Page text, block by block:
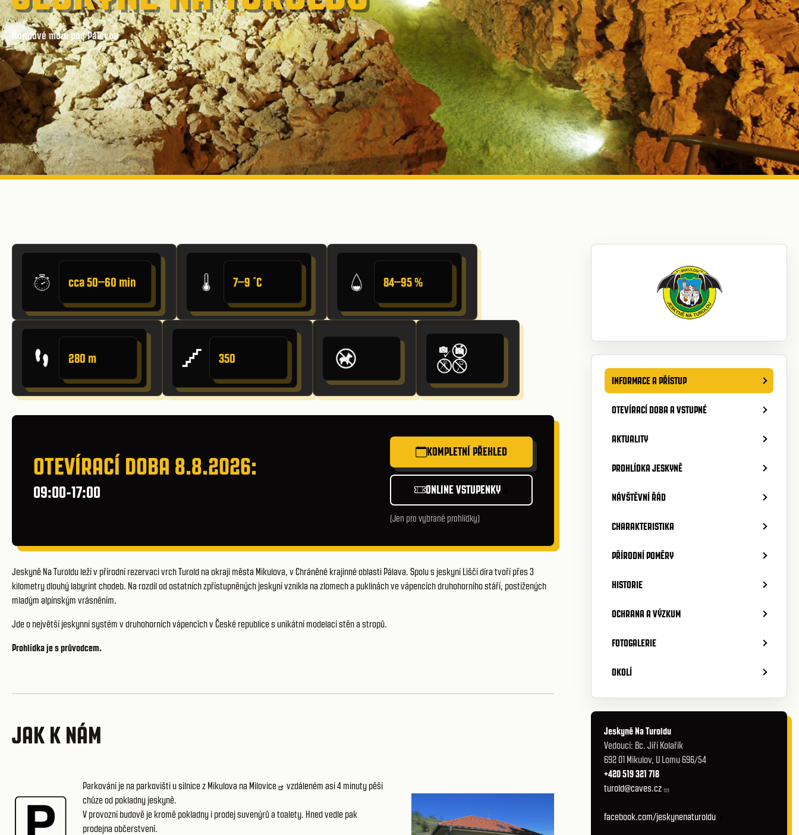
Korálové moře pod Pálavou
cca 50–60 min 7–9 ˚C 84–95 %
280 m 350
OTEVÍRACÍ DOBA 8.8.2026:
09:00-17:00
KOMPLETNÍ PŘEHLED
ONLINE VSTUPENKY
(Jen pro vybrané prohlídky)
Jeskyně Na Turoldu leží v přírodní rezervaci vrch Turold na okraji města Mikulova, v Chráněné krajinné oblasti Pálava. Spolu s jeskyní Liščí díra tvoří přes 3
kilometry dlouhý labyrint chodeb. Na rozdíl od ostatních zpřístupněných jeskyní vznikla na zlomech a puklinách ve vápencích druhohorního stáří, postižených
mladým alpínským vrásněním.
Jde o největší jeskynní systém v druhohorních vápencích v České republice s unikátní modelací stěn a stropů.
Prohlídka je s průvodcem.
JAK K NÁM
Parkování je na parkovišti u silnice z Mikulova na Milovice
vzdáleném asi 4 minuty pěší
chůze od pokladny jeskyně.
V provozní budově je kromě pokladny i prodej suvenýrů a toalety. Hned vedle pak
prodejna občerstvení.
INFORMACE A PŘÍSTUP
OTEVÍRACÍ DOBA A VSTUPNÉ
AKTUALITY
PROHLÍDKA JESKYNĚ
NÁVŠTĚVNÍ ŘÁD
CHARAKTERISTIKA
PŘÍRODNÍ POMĚRY
HISTORIE
OCHRANA A VÝZKUM
FOTOGALERIE
OKOLÍ
Jeskyně Na Turoldu
Vedoucí: Bc. Jiří Kolařík
692 01 Mikulov, U Lomu 696/54
+420 519 321 718
turold@caves.cz
facebook.com/jeskynenaturoldu